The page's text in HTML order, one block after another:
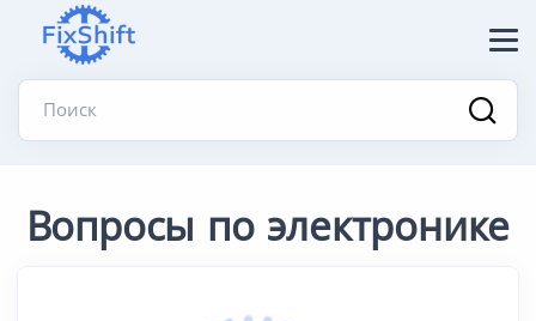
Поиск
Вопросы по электронике